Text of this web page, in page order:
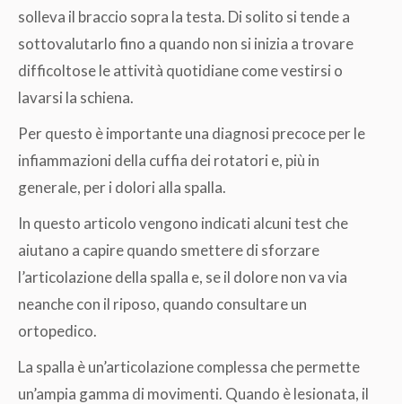
solleva il braccio sopra la testa. Di solito si tende a
sottovalutarlo fino a quando non si inizia a trovare
difficoltose le attività quotidiane come vestirsi o
lavarsi la schiena.
Per questo è importante una diagnosi precoce per le
infiammazioni della cuffia dei rotatori e, più in
generale, per i dolori alla spalla.
In questo articolo vengono indicati alcuni test che
aiutano a capire quando smettere di sforzare
l’articolazione della spalla e, se il dolore non va via
neanche con il riposo, quando consultare un
ortopedico.
La spalla è un’articolazione complessa che permette
un’ampia gamma di movimenti. Quando è lesionata, il